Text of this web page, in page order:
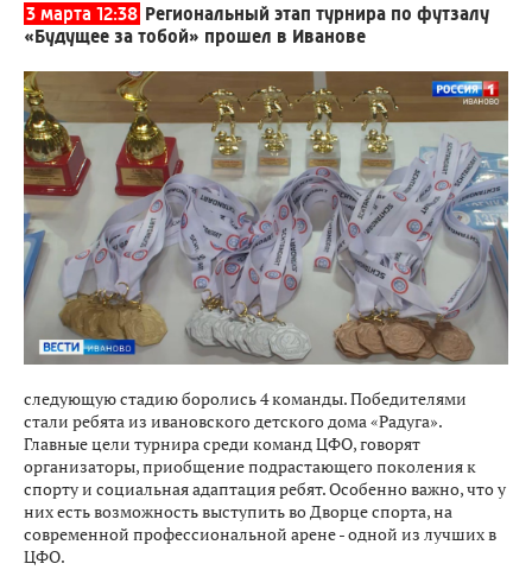
3 марта 12:38 Региональный этап турнира по футзалу
«Будущее за тобой» прошел в Иванове
следующую стадию боролись 4 команды. Победителями
стали ребята из ивановского детского дома «Радуга».
Главные цели турнира среди команд ЦФО, говорят
организаторы, приобщение подрастающего поколения к
спорту и социальная адаптация ребят. Особенно важно, что у
них есть возможность выступить во Дворце спорта, на
современной профессиональной арене - одной из лучших в
ЦФО.